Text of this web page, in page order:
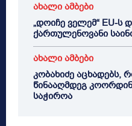
ახალი ამბები
„დოიჩე ველემ“ EU-ს
ქართულენოვანი
ახალი ამბები
კობახიძე აცხადებს,
წინააღმდეგ
საჭიროა